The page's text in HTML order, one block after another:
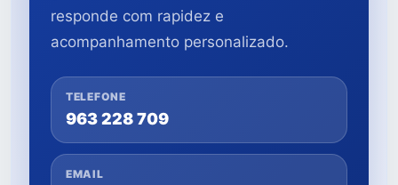
responde com rapidez e
acompanhamento personalizado.
TELEFONE
963 228 709
EMAIL